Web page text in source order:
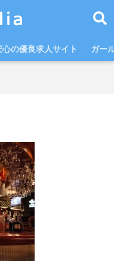
の優良求人サイト ガー